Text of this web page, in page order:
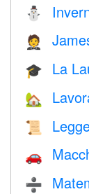
⛄
🤵
🎓 La
🏡
📜
🚗
➗